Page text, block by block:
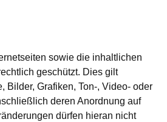
sowie die inhaltlichen
geschützt. Dies gilt
Bilder, Grafiken, Ton-, Video- oder
deren Anordnung auf
dürfen hieran nicht